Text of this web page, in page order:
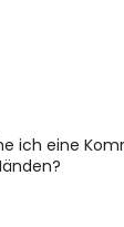
ich eine